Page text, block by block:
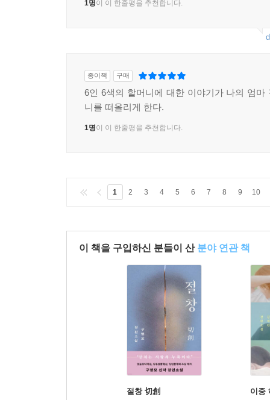
1명이 이 한줄평을 추천합니다.
종이책 구매
6인 6색의 할머니에 대한 이야기가 나의 엄마
니를 떠올리게 한다.
1명이 이 한줄평을 추천합니다.
1 2 3 4 5 6 7 8 9 10
이 책을 구입하신 분들이 산 분야 연관 책
절창 切創 이중